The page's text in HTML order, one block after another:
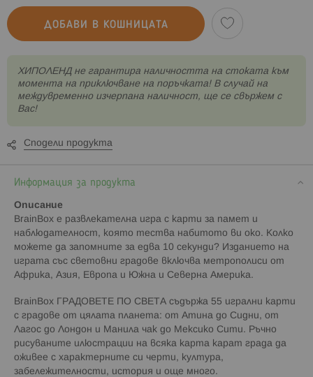
ДОБАВИ В КОШНИЦАТА
XИПОЛЕНД не гарантира наличността на стоката към
момента на приключване на поръчката! В случай на
междувременно изчерпана наличност, ще се свържем с
Вас!
Сподели продукта
Информация за продукта
Описание
BrainBox е развлекателна игра с карти за памет и
наблюдателност, която тества набитото ви око. Колко
можете да запомните за едва 10 секунди? Изданието на
играта със световни градове включва метрополиси от
Африка, Азия, Европа и Южна и Северна Америка.
BrainBox ГРАДОВЕТЕ ПО СВЕТА съдържа 55 игрални карти
с градове от цялата планета: от Атина до Сидни, от
Лагос до Лондон и Манила чак до Мексико Сити. Ръчно
рисуваните илюстрации на всяка карта карат града да
оживее с характерните си черти, култура,
забележителности, история и още много.